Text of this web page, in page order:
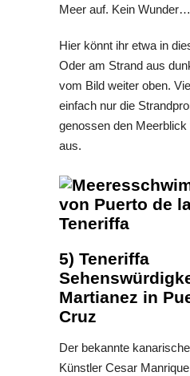
Meer auf. Kein Wunder…
Hier könnt ihr etwa in
Oder am Strand aus
vom Bild weiter oben.
einfach nur die
genossen den
aus.
5) Teneriffa
Martianez in
Cruz
Der bekannte
Künstler Cesar